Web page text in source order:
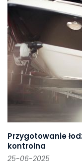
Przygotowanie
kontrolna
25-06-2025